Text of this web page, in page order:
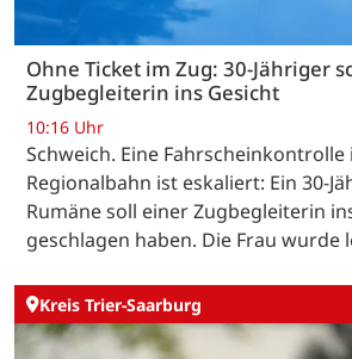
Ohne Ticket im Zug: 30-Jähriger
Zugbegleiterin ins Gesicht
10:16 Uhr
Schweich. Eine Fahrscheinkontrolle
Regionalbahn ist eskaliert: Ein 30-
Rumäne soll einer Zugbegleiterin
geschlagen haben. Die Frau wurde
Kreis Trier-Saarburg